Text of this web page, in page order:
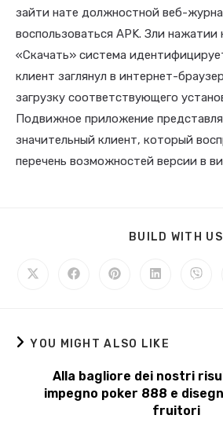
зайти нате должностной веб-
воспользоваться APK. Зли нажатии
«Скачать» система
клиент заглянул в интернет-
загрузку соответствующего
Подвижное приложение
значительный клиент, который
перечень возможностей версии в
BUILD WITH US
YOU MIGHT ALSO LIKE
Alla bagliore dei nostri
impegno poker 888 e
fruitori